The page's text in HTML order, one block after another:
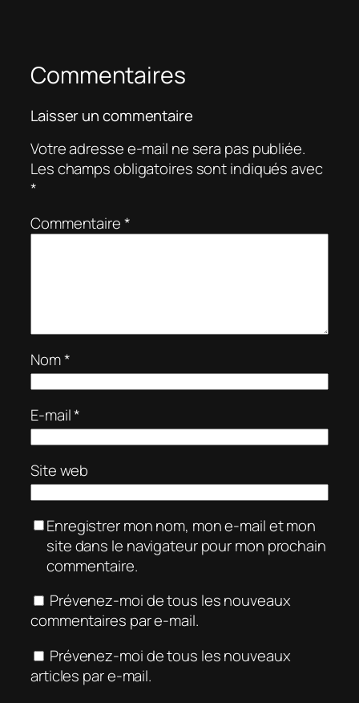
Commentaires
Laisser un commentaire
Votre adresse e-mail ne sera pas publiée.
Les champs obligatoires sont indiqués avec
*
Commentaire*
Nom*
E-mail*
Site web
Enregistrer mon nom, mon e-mail et mon
site dans le navigateur pour mon prochain
commentaire.
Prévenez-moi de tous les nouveaux
commentaires par e-mail.
Prévenez-moi de tous les nouveaux
articles par e-mail.